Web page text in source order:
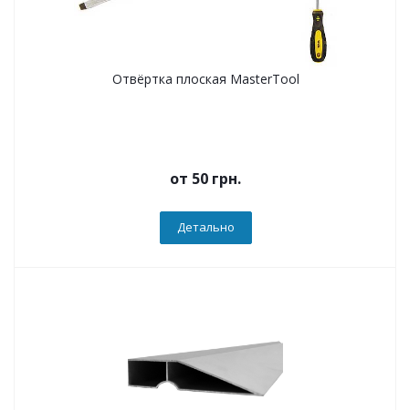
Отвёртка плоская MasterTool
от 50 грн.
Детально